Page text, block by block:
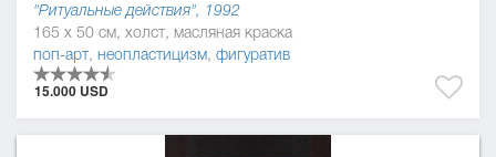
"Ритуальные действия", 1992
165 x 50 см, холст, масляная краска
поп-арт, неопластицизм, фигуратив
15.000 USD